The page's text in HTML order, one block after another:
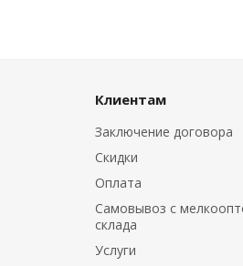
Клиентам
Заключение договора
Скидки
Оплата
Самовывоз с
склада
Услуги